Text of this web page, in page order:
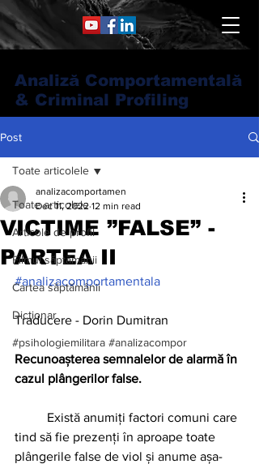
Analiză Comportamentală
& Criminal Profiling
Post
Toate articolele
Articole de profil
Filmul săptămânii
Cartea săptămânii
Dicționar
#psihologiemilitara #analizacompor
Toate articolele
VICTIME ”FALSE” -
PARTEA II
analizacomportamen
Dec 11, 2022 12 min read
#analizacomportamentala
Traducere - Dorin Dumitran
Recunoașterea semnalelor de alarmă în
cazul plângerilor false.
tind să fie prezenți în aproape toate
plângerile false de viol și anume așa-